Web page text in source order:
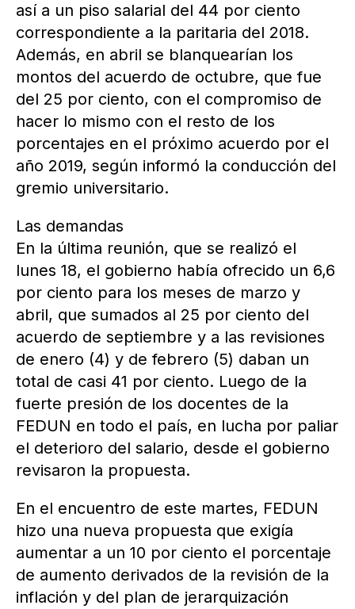
así a un piso salarial del 44 por ciento
correspondiente a la paritaria del 2018.
Además, en abril se blanquearían los
montos del acuerdo de octubre, que fue
del 25 por ciento, con el compromiso de
hacer lo mismo con el resto de los
porcentajes en el próximo acuerdo por el
año 2019, según informó la conducción del
gremio universitario.
Las demandas
En la última reunión, que se realizó el
lunes 18, el gobierno había ofrecido un 6,6
por ciento para los meses de marzo y
abril, que sumados al 25 por ciento del
acuerdo de septiembre y a las revisiones
de enero (4) y de febrero (5) daban un
total de casi 41 por ciento. Luego de la
fuerte presión de los docentes de la
FEDUN en todo el país, en lucha por paliar
el deterioro del salario, desde el gobierno
revisaron la propuesta.
En el encuentro de este martes, FEDUN
hizo una nueva propuesta que exigía
aumentar a un 10 por ciento el porcentaje
de aumento derivados de la revisión de la
inflación y del plan de jerarquización